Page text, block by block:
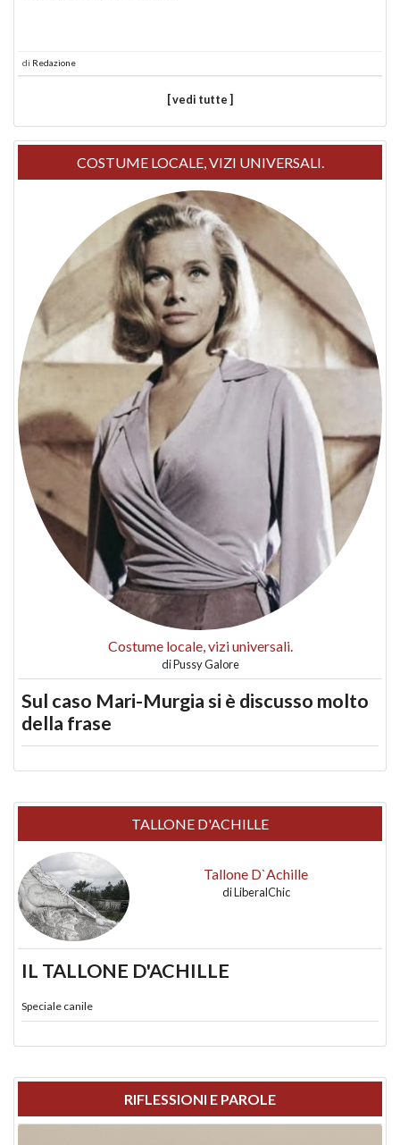
di Redazione
[ vedi tutte ]
COSTUME LOCALE, VIZI UNIVERSALI.
Costume locale, vizi universali.
diPussy Galore
Sul caso Mari-Murgia si è discusso molto
della frase
TALLONE D'ACHILLE
Tallone D`Achille
diLiberalChic
IL TALLONE D'ACHILLE
Speciale canile
RIFLESSIONI E PAROLE